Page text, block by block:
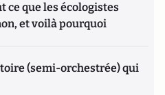
ce que les écologistes
et voilà pourquoi
(semi-orchestrée) qui